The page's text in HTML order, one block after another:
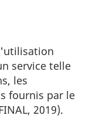
service telle
les
fournis par le
2019).